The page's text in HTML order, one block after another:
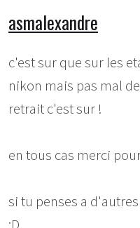
asmalexandre
c'est sur que sur les
nikon mais pas mal
retrait c'est sur !
en tous cas merci
si tu penses a